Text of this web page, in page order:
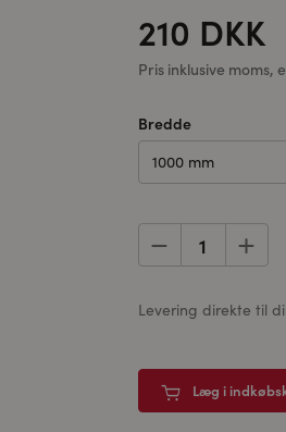
210 DKK
Pris inklusive moms,
Bredde
1000 mm
Levering direkte til
Læg i